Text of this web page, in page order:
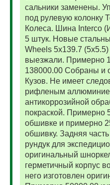
сальники заменены.
под рулевую колонку
Колеса. Шина Interco
5 штук. Новые
Wheels 5x139.7
выезжали. Примерно
138000.00 Собраны и
Кузов. Не имеет
рифленым
антикоррозийной
покраской. Примерно
обшивке и примерно
обшивку. Задняя
рундук для
оригинальный
герметичный корпус
него изготовлен